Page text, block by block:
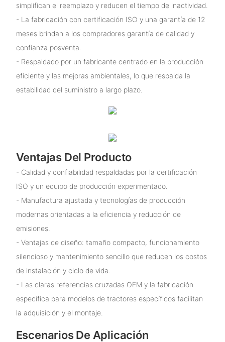
simplifican el reemplazo y reducen el tiempo de inactividad.
- La fabricación con certificación ISO y una garantía de 12
meses brindan a los compradores garantía de calidad y
confianza posventa.
- Respaldado por un fabricante centrado en la producción
eficiente y las mejoras ambientales, lo que respalda la
estabilidad del suministro a largo plazo.
Ventajas Del Producto
- Calidad y confiabilidad respaldadas por la certificación
ISO y un equipo de producción experimentado.
- Manufactura ajustada y tecnologías de producción
modernas orientadas a la eficiencia y reducción de
emisiones.
- Ventajas de diseño: tamaño compacto, funcionamiento
silencioso y mantenimiento sencillo que reducen los costos
de instalación y ciclo de vida.
- Las claras referencias cruzadas OEM y la fabricación
específica para modelos de tractores específicos facilitan
la adquisición y el montaje.
Escenarios De Aplicación